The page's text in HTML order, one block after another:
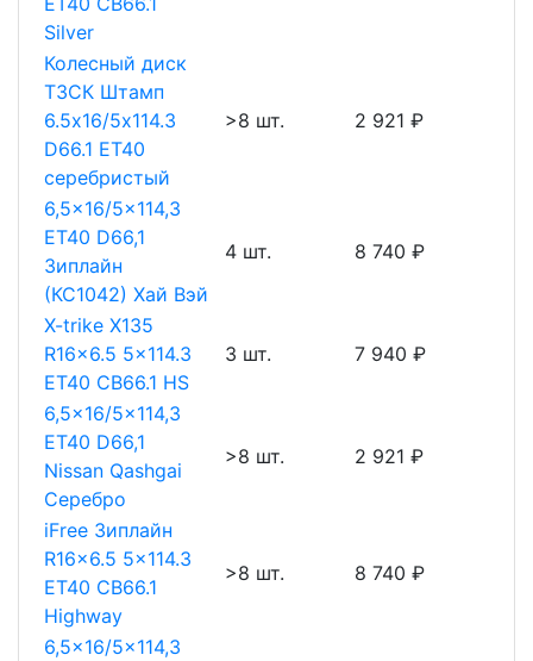
Silver
Колесный диск
ТЗСК Штамп
6.5х16/5х114.3
D66.1 ET40
серебристый
>8 шт. 2 921 ₽
6,5x16/5x114,3
ET40 D66,1
Зиплайн
(КС1042) Хай Вэй
4 шт. 8 740 ₽
X-trike X135
R16x6.5 5x114.3
ET40 CB66.1 HS
3 шт. 7 940 ₽
6,5x16/5x114,3
ET40 D66,1
Nissan Qashgai
Серебро
>8 шт. 2 921 ₽
iFree Зиплайн
R16x6.5 5x114.3
ET40 CB66.1
Highway
>8 шт. 8 740 ₽
6,5x16/5x114,3